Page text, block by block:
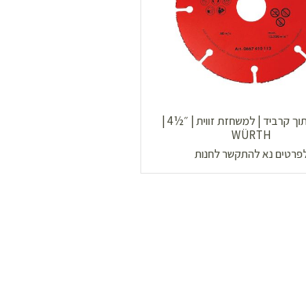
דיסק חיתוך קרביד | למשחזת זווית | ״½4 |
WÜRTH
נא להתקשר לחנות